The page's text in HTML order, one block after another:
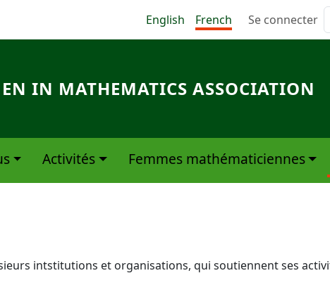
English French Menu du
Se connecter
IN MATHEMATICS ASSOCIATION
Activités Femmes mathématiciennes
intstitutions et organisations, qui soutiennent ses